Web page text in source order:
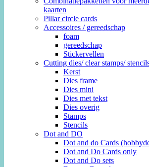
kaarten
Pillar circle cards
Accessoires / gereedschap
foam
gereedschap
Stickervellen
Cutting dies/ clear stamps/
Kerst
Dies frame
Dies mini
Dies met tekst
Dies overig
Stamps
Stencils
Dot and DO
Dot and do Cards
Dot and Do Cards only
Dot and Do sets